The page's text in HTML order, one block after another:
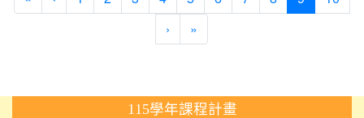
› »
115學年課程計畫